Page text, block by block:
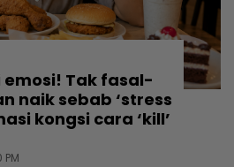
Tak fasal-
naik sebab ‘stress
kongsi cara ‘kill’